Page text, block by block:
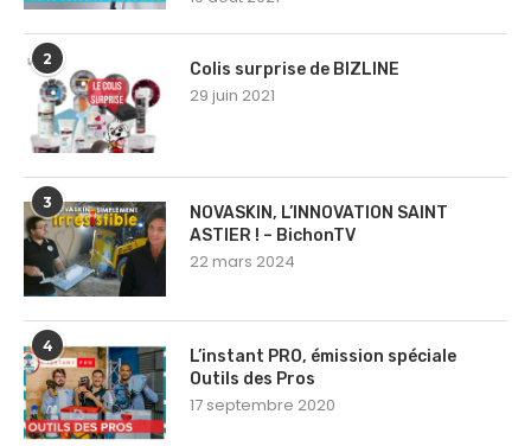
2
Colis surprise de BIZLINE
29 juin 2021
3
NOVASKIN, L’INNOVATION SAINT
ASTIER ! – BichonTV
22 mars 2024
4
L’instant PRO, émission spéciale
Outils des Pros
17 septembre 2020